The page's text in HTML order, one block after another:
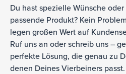
Du hast spezielle Wünsche
passende Produkt? Kein
legen großen Wert auf
Ruf uns an oder schreib uns –
perfekte Lösung, die genau zu
denen Deines Vierbeiners passt.